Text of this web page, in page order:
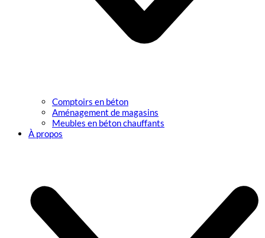
Comptoirs en béton
Aménagement de magasins
Meubles en béton chauffants
À propos